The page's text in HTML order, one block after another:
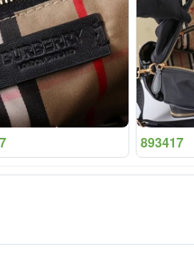
893417